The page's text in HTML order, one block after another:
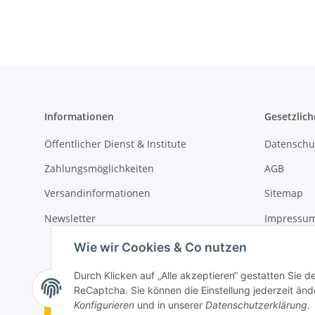
Wie wir Cookies & Co nutzen
Durch Klicken auf „Alle akzeptieren“ gestatten Sie
ReCaptcha. Sie können die Einstellung jederzeit
Konfigurieren und in unserer Datenschutzerklärung.
Informationen
Öffentlicher Dienst & Institute
Zahlungsmöglichkeiten
Versandinformationen
Newsletter
AGB
Sitemap
Vertrag widerrufen